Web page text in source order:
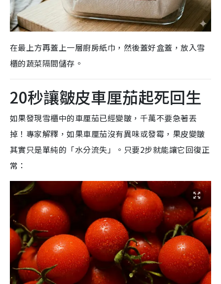
在最上方再蓋上一層廚房紙巾，然後蓋好盒蓋，放入雪
櫃的蔬菜隔間儲存。
20秒讓皺皮車厘茄起死回生
如果發現雪櫃中的車厘茄已經變皺，千萬不要急著丟
掉！專家解釋，如果車厘茄沒有異味或發霉，果皮變皺
其實只是單純的「水分流失」。只要2步就能讓它回復正
常：